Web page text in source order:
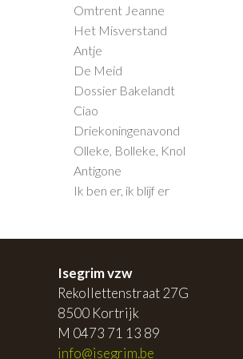
Omtrent Jeanne
Het Misverstand
Antje
De Meid
Dossier Bakelandt
Ciao
Driekoningenavond
Olleke, Bolleke, Knol
Antigone
Ik ben er, ik blijf er
Isegrim vzw
Rekollettenstraat 27G
8500 Kortrijk
M 0473 71 13 89
info@isegrim.be